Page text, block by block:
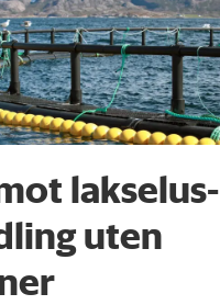
lakselus-
uten